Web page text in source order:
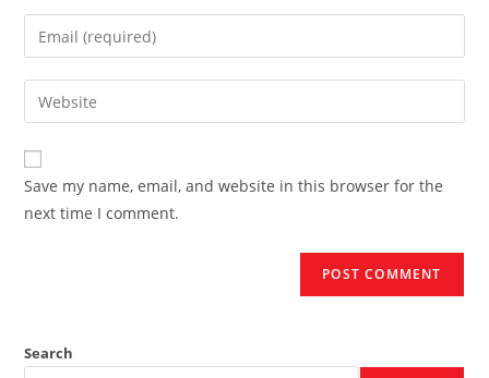
name
comment
Enter
your
email
address
comment
Enter
your
website
URL
(optional)
Save my name, email, and website in this browser for the
next time I comment.
Search